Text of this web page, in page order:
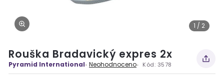
1 / 2
Rouška Bradavický expres 2x
Pyramid International Neohodnoceno Kód: 3578